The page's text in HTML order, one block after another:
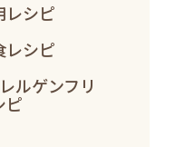
レシピ
レシピ
ルゲンフリ
ピ